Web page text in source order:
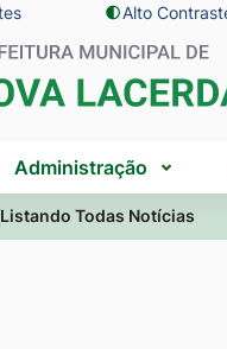
Alto
Administração
Listando Todas Notícias